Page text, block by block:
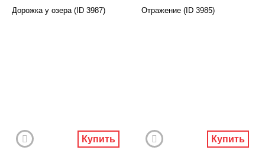
Дорожка у озера (ID 3987)
Купить
Отражение (ID 3985)
Купить